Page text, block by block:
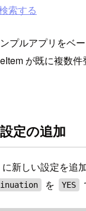
索する
プルアプリをベ
が既に複数
定の追加
に新しい設定を追
を YES